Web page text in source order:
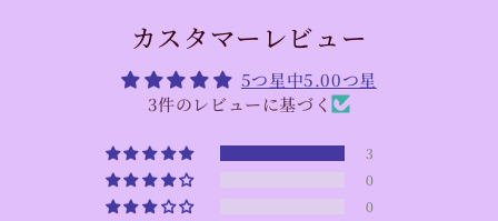
カスタマーレビュー
5つ星中5.00つ星
3件のレビューに基づく
3
0
0